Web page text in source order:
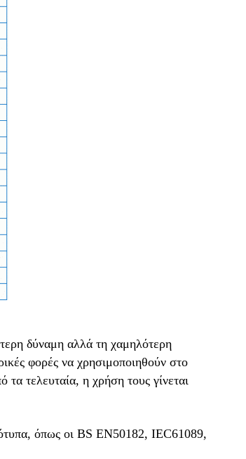
δύναμη αλλά τη χαμηλότερη
φορές να χρησιμοποιηθούν στο
τελευταία, η χρήση τους γίνεται
όπως οι BS EN50182, IEC61089,